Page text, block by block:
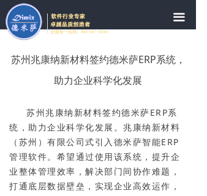
끀
网站首页
公司简介
新闻中心
在线体验
售后服务
常见问题
苏州兆康纳新材料签约德米萨ERP系统，
助力企业科学化发展
苏州兆康纳新材料签约德米萨ERP系
统，助力企业科学化发展。兆康纳新材料
（苏州）有限公司式引入德米萨智能ERP
管理软件。希望通过使用该系统，提升企
业整体管理效率，解决部门间协作难题，
打通底层数据壁垒，实现企业高效运作，